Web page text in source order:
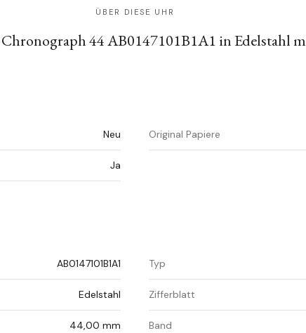
ÜBER DIESE UHR
44 AB0147101B1A1 in Edelstahl
Neu Original Papiere
Ja
AB0147101B1A1 Typ
Edelstahl Zifferblatt
44,00 mm Band